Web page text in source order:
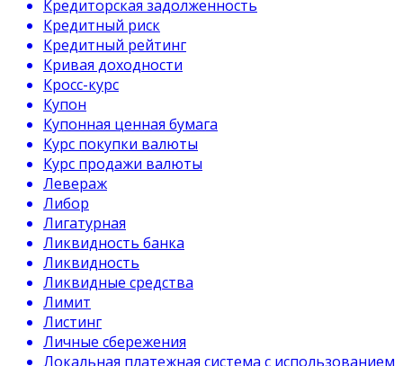
Кредиторская задолженность
Кредитный риск
Кредитный рейтинг
Кривая доходности
Кросс-курс
Купон
Купонная ценная бумага
Курс покупки валюты
Курс продажи валюты
Левераж
Либор
Лигатурная
Ликвидность банка
Ликвидность
Ликвидные средства
Лимит
Листинг
Личные сбережения
Локальная платежная система с использованием